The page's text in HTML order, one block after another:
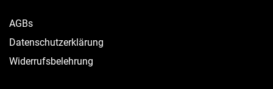
AGBs
Datenschutzerklärung
Widerrufsbelehrung